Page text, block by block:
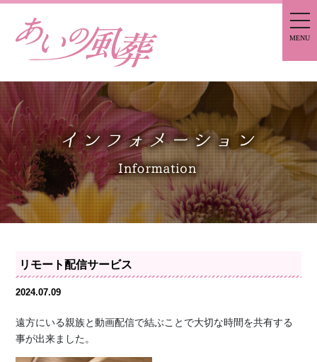
MENU
リモート配信サービス
2024.07.09
遠方にいる親族と動画配信で結ぶことで大切な時間を共有する
事が出来ました。